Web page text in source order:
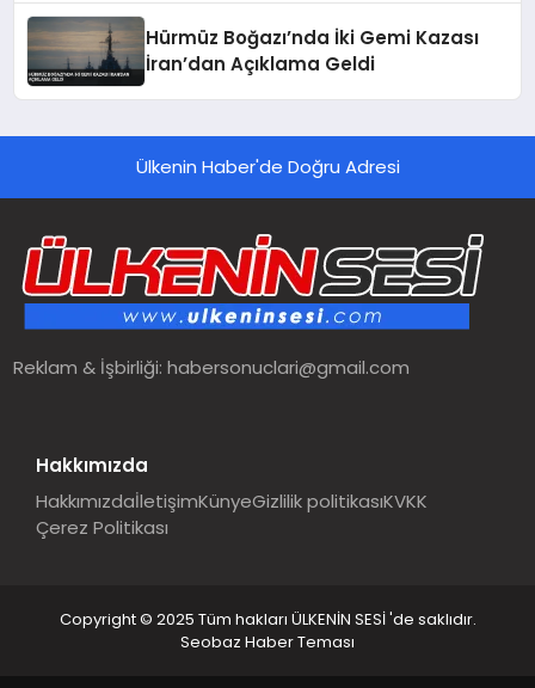
Hürmüz Boğazı’nda İki Gemi Kazası
İran’dan Açıklama Geldi
Ülkenin Haber'de Doğru Adresi
Reklam & İşbirliği:habersonuclari@gmail.com
Hakkımızda
HakkımızdaİletişimKünyeGizlilik politikasıKVKK
Çerez Politikası
Copyright © 2025 Tüm hakları ÜLKENİN SESİ 'de saklıdır.
Seobaz Haber Teması